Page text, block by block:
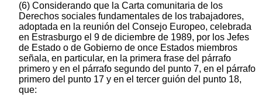
(6) Considerando que la Carta comunitaria de los
Derechos sociales fundamentales de los trabajadores,
adoptada en la reunión del Consejo Europeo, celebrada
en Estrasburgo el 9 de diciembre de 1989, por los Jefes
de Estado o de Gobierno de once Estados miembros
señala, en particular, en la primera frase del párrafo
primero y en el párrafo segundo del punto 7, en el párrafo
primero del punto 17 y en el tercer guión del punto 18,
que: